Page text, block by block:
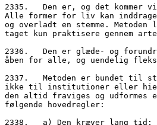
2335.   Den er, og det
Alle former for liv kan
og overladt en stemme.
taget kun praktisere gennem
2336.   Den er glæde- og
åben for alle, og uendelig
2337.   Metoden er bundet til
ikke til institutioner eller
den altid fraviges og udformes
følgende hovedregler:
2338.   a) Den kræver lang tid;